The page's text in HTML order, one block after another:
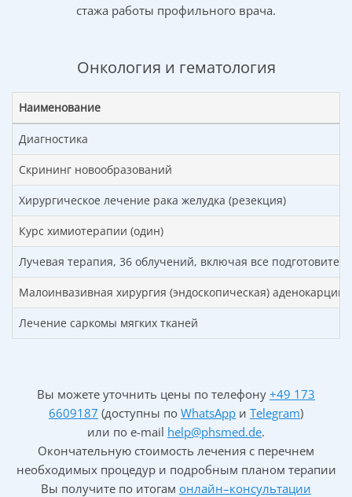
стажа работы профильного врача.
Онкология и гематология
Наименование
Диагностика
Скрининг новообразований
Хирургическое лечение рака желудка (резекция)
Курс химиотерапии (один)
Лучевая терапия, 36 облучений, включая все
Малоинвазивная хирургия (эндоскопическая)
Лечение саркомы мягких тканей
Вы можете уточнить цены по телефону +49 173
6609187 (доступны по WhatsApp и Telegram)
или по e-mail help@phsmed.de.
Окончательную стоимость лечения с перечнем
необходимых процедур и подробным планом терапии
Вы получите по итогам онлайн–консультации